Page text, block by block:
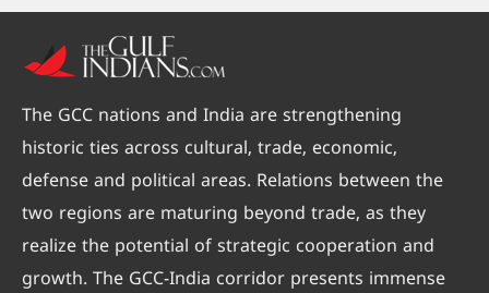
The GCC nations and India are strengthening
historic ties across cultural, trade, economic,
defense and political areas. Relations between the
two regions are maturing beyond trade, as they
realize the potential of strategic cooperation and
growth. The GCC-India corridor presents immense